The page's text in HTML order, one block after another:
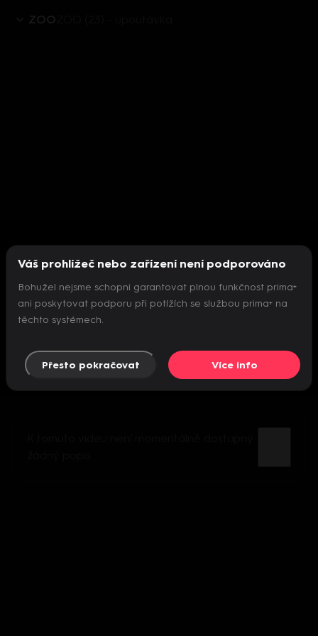
ZOO
Nepodařilo se inicializovat přehrávač
Váš prohlížeč nebo zařízení není podporováno
Bohužel nejsme schopni garantovat plnou funkčnost prima+
ani poskytovat podporu při potížích se službou prima+ na
těchto systémech.
Přesto pokračovat Více info